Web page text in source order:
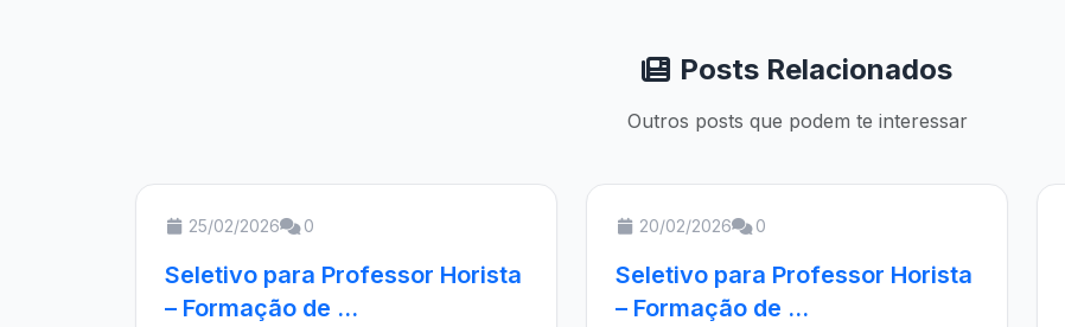
Posts Relacionados
Outros posts que podem te interessar
25/02/2026 0
Seletivo para Professor Horista
– Formação de ...
20/02/2026 0
Seletivo para Professor Horista
– Formação de ...